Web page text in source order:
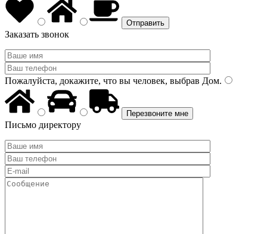
Заказать звонок
Пожалуйста, докажите, что вы человек, выбрав Дом.
Письмо директору